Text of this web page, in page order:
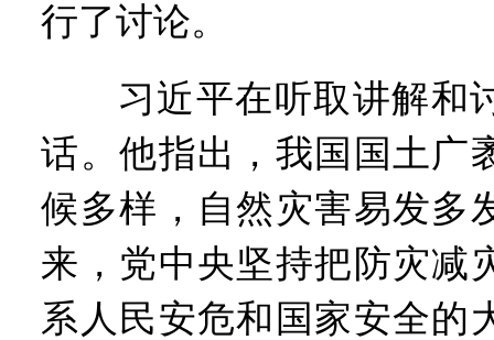
行了讨论。
习近平在听取讲解和
话。他指出，我国国土广
候多样，自然灾害易发多
来，党中央坚持把防灾减
系人民安危和国家安全的